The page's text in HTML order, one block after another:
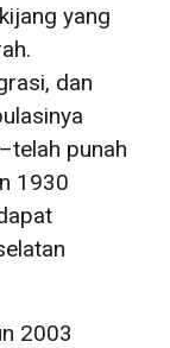
yang
dan
punah
1930
2003